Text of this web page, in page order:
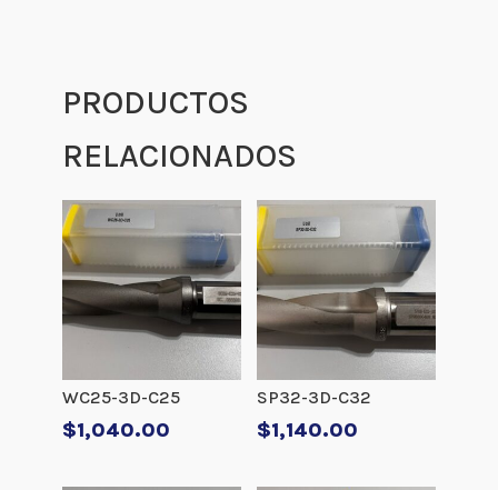
PRODUCTOS
RELACIONADOS
WC25-3D-C25
$1,040.00
SP32-3D-C32
$1,140.00